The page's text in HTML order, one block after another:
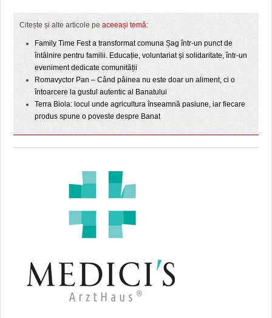
Citește și alte articole pe aceeași temă:
Family Time Fest a transformat comuna Șag într-un punct de
întâlnire pentru familii. Educație, voluntariat și solidaritate, într-un
eveniment dedicate comunității
Romavyctor Pan – Când pâinea nu este doar un aliment, ci o
întoarcere la gustul autentic al Banatului
Terra Biola: locul unde agricultura înseamnă pasiune, iar fiecare
produs spune o poveste despre Banat